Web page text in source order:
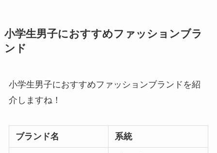
小学生男子におすすめファッションブラ
ンド
小学生男子におすすめファッションブランドを紹
介しますね！
ブランド名 系統